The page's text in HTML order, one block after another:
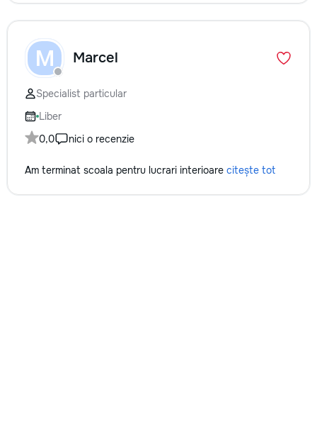
M Marcel
Specialist particular
Liber
0,0
nici o recenzie
Am terminat scoala pentru lucrari interioare citește tot